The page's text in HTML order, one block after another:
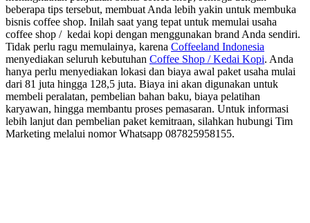
beberapa tips tersebut, membuat Anda lebih yakin untuk membuka
bisnis coffee shop. Inilah saat yang tepat untuk memulai usaha
coffee shop / kedai kopi dengan menggunakan brand Anda sendiri.
Tidak perlu ragu memulainya, karena Coffeeland Indonesia
menyediakan seluruh kebutuhan Coffee Shop / Kedai Kopi. Anda
hanya perlu menyediakan lokasi dan biaya awal paket usaha mulai
dari 81 juta hingga 128,5 juta. Biaya ini akan digunakan untuk
membeli peralatan, pembelian bahan baku, biaya pelatihan
karyawan, hingga membantu proses pemasaran. Untuk informasi
lebih lanjut dan pembelian paket kemitraan, silahkan hubungi Tim
Marketing melalui nomor Whatsapp 087825958155.